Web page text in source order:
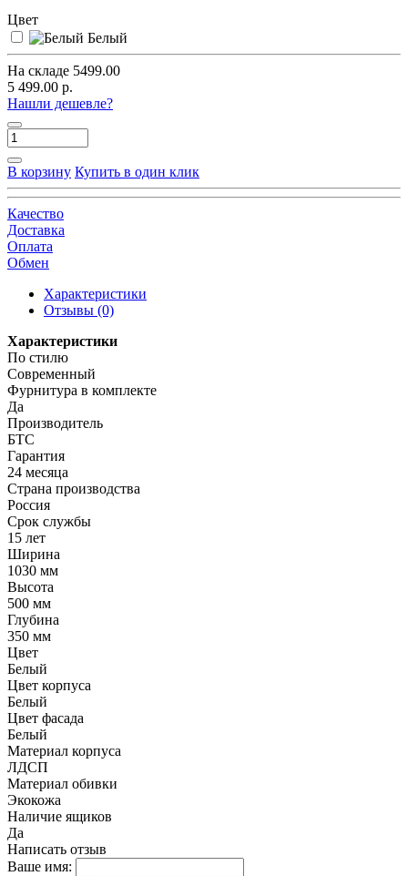
Цвет
Белый
На складе 5499.00
5 499.00 р.
Нашли дешевле?
В корзину Купить в один клик
Качество
Доставка
Оплата
Обмен
Характеристики
Отзывы (0)
Характеристики
По стилю
Современный
Фурнитура в комплекте
Да
Производитель
БТС
Гарантия
24 месяца
Страна производства
Россия
Срок службы
15 лет
Ширина
1030 мм
Высота
500 мм
Глубина
350 мм
Цвет
Белый
Цвет корпуса
Белый
Цвет фасада
Белый
Материал корпуса
ЛДСП
Материал обивки
Экокожа
Наличие ящиков
Да
Написать отзыв
Ваше имя: